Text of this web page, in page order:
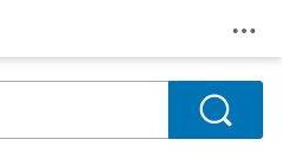
Search